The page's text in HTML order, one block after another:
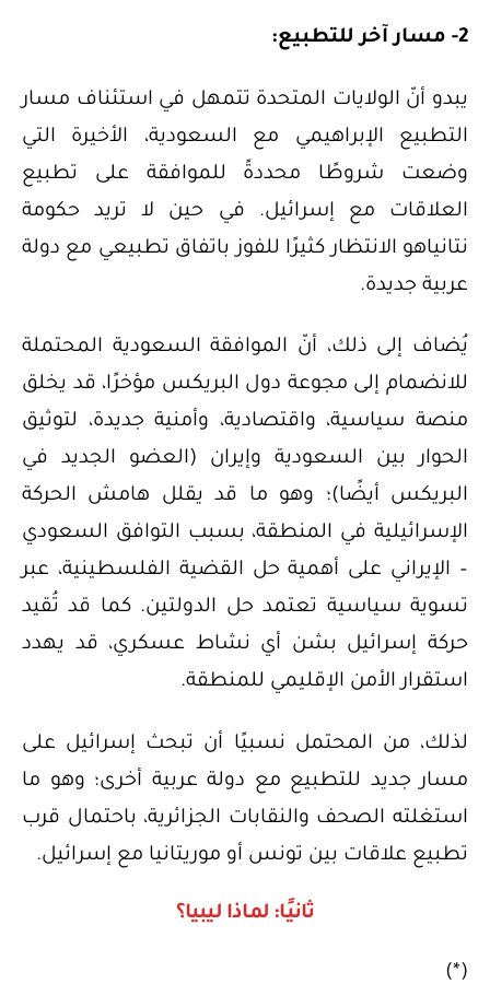
يبدو أنّ الولايات المتحدة تتمهل في استئناف مسار
التطبيع الإبراهيمي مع السعودية، الأخيرة التي
وضعت شروطًا محددةً للموافقة على تطبيع
العلاقات مع إسرائيل. في حين لا تريد حكومة
نتانياهو الانتظار كثيرًا للفوز باتفاق تطبيعي مع دولة
عربية جديدة.
يُضاف إلى ذلك، أنّ الموافقة السعودية المحتملة
للانضمام إلى مجوعة دول البريكس مؤخرًا، قد يخلق
منصة سياسية، واقتصادية، وأمنية جديدة، لتوثيق
الحوار بين السعودية وإيران (العضو الجديد في
البريكس أيضًا)؛ وهو ما قد يقلل هامش الحركة
الإسرائيلية في المنطقة، بسبب التوافق السعودي
– الإيراني على أهمية حل القضية الفلسطينية، عبر
تسوية سياسية تعتمد حل الدولتين. كما قد تُقيد
حركة إسرائيل بشن أي نشاط عسكري، قد يهدد
استقرار الأمن الإقليمي للمنطقة.
لذلك، من المحتمل نسبيًا أن تبحث إسرائيل على
مسار جديد للتطبيع مع دولة عربية أخرى؛ وهو ما
استغلته الصحف والنقابات الجزائرية، باحتمال قرب
تطبيع علاقات بين تونس أو موريتانيا مع إسرائيل.
ثانيًا: لماذا ليبيا؟
(*)